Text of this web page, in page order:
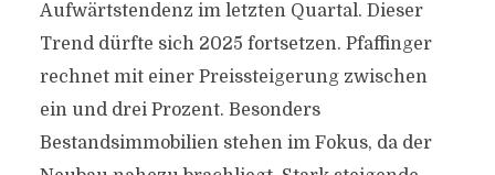
Aufwärtstendenz im letzten Quartal. Dieser
Trend dürfte sich 2025 fortsetzen. Pfaffinger
rechnet mit einer Preissteigerung zwischen
ein und drei Prozent. Besonders
Bestandsimmobilien stehen im Fokus, da der